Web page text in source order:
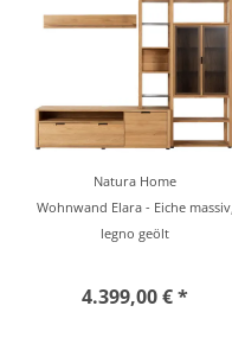
Natura Home
Wohnwand Elara - Eiche massiv,
legno geölt
4.399,00 € *